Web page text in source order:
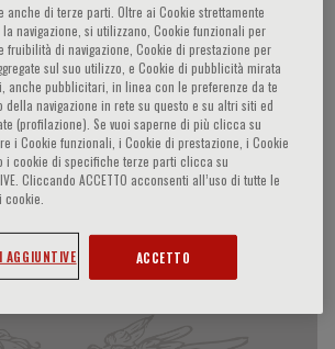
ED EVENTI / RELATORE
del relatore
anche di terze parti. Oltre ai Cookie strettamente
navigazione, si utilizzano, Cookie funzionali per
fruibilità di navigazione, Cookie di prestazione per
sul suo utilizzo, e Cookie di pubblicità mirata
anche pubblicitari, in linea con le preferenze da te
della navigazione in rete su questo e su altri siti ed
(profilazione). Se vuoi saperne di più clicca su
i Cookie funzionali, i Cookie di prestazione, i Cookie
i cookie di specifiche terze parti clicca su
Cliccando ACCETTO acconsenti all’uso di tutte le
AGGIUNTIVE ACCETTO